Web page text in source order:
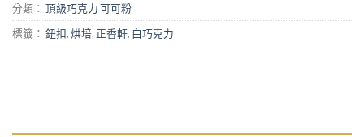
分類： 頂級巧克力 可可粉
標籤： 鈕扣,烘培, 正香軒, 白巧克力